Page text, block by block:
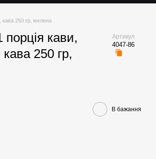
кава 250 гр, мелена
кави,
250 гр,
Артикул
4047-86
В бажання